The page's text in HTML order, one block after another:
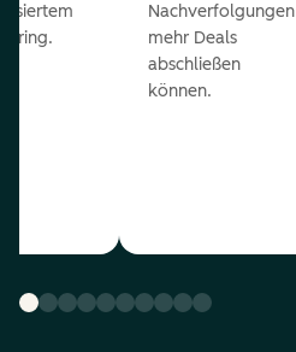
Nachverfolgungen
mehr Deals
abschließen
können.